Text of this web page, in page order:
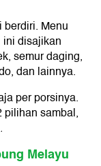
Menu
ini disajikan
semur daging,
dan lainnya.
per porsinya.
pilihan sambal,
Melayu